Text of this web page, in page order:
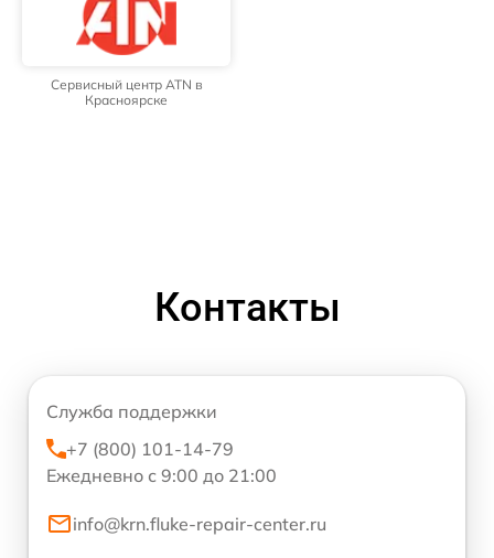
Сервисный центр ATN в
Красноярске
Контакты
Служба поддержки
+7 (800) 101-14-79
Ежедневно с 9:00 до 21:00
info@krn.fluke-repair-center.ru